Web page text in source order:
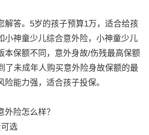
解答。5岁的孩子预算1万，适合给孩
小神童少儿综合意外险，小神童少儿
本保额不同，意外身故/伤残最高保额
了未成年人购买意外险身故保额的最
险能力强，适合孩子投保。
险怎么样？
选